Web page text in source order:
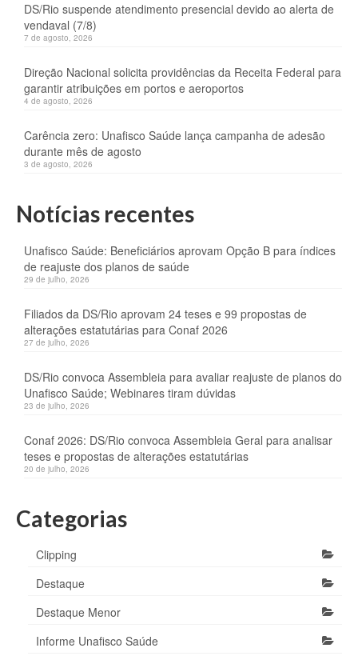
DS/Rio suspende atendimento presencial devido ao alerta de
vendaval (7/8)
7 de agosto, 2026
Direção Nacional solicita providências da Receita Federal para
garantir atribuições em portos e aeroportos
4 de agosto, 2026
Carência zero: Unafisco Saúde lança campanha de adesão
durante mês de agosto
3 de agosto, 2026
Notícias recentes
Unafisco Saúde: Beneficiários aprovam Opção B para índices
de reajuste dos planos de saúde
29 de julho, 2026
Filiados da DS/Rio aprovam 24 teses e 99 propostas de
alterações estatutárias para Conaf 2026
27 de julho, 2026
DS/Rio convoca Assembleia para avaliar reajuste de planos do
Unafisco Saúde; Webinares tiram dúvidas
23 de julho, 2026
Conaf 2026: DS/Rio convoca Assembleia Geral para analisar
teses e propostas de alterações estatutárias
20 de julho, 2026
Categorias
Clipping
Destaque
Destaque Menor
Informe Unafisco Saúde